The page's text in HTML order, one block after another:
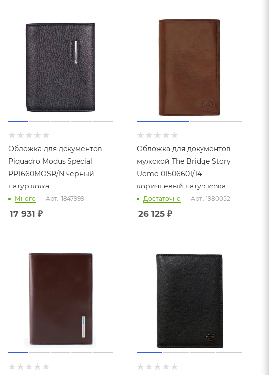
Обложка для документов
Piquadro Modus Special
PP1660MOSR/N черный
натур.кожа
Много Арт.: 1847999
17 931 ₽
Обложка для документов
мужской The Bridge Story
Uomo 01506601/14
коричневый натур.кожа
Достаточно Арт.: 1980052
26 125 ₽